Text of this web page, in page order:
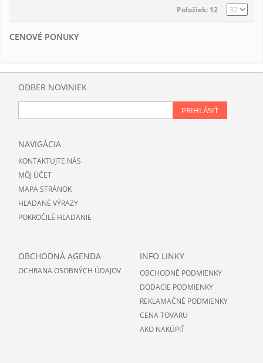
Položiek: 12
CENOVÉ PONUKY
ODBER NOVINIEK
PRIHLÁSIŤ
NAVIGÁCIA
KONTAKTUJTE NÁS
MÔJ ÚČET
MAPA STRÁNOK
HĽADANÉ VÝRAZY
POKROČILÉ HĽADANIE
OBCHODNÁ AGENDA
OCHRANA OSOBNÝCH ÚDAJOV
INFO LINKY
OBCHODNÉ PODMIENKY
DODACIE PODMIENKY
REKLAMAČNÉ PODMIENKY
CENA TOVARU
AKO NAKÚPIŤ